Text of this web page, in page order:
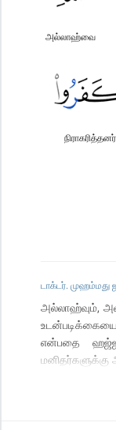
அல்லாஹ்வை
நிராகரித்தனர்
டாக்டர். முஹம்மது
அல்லாஹ்வும்,
என்பதை